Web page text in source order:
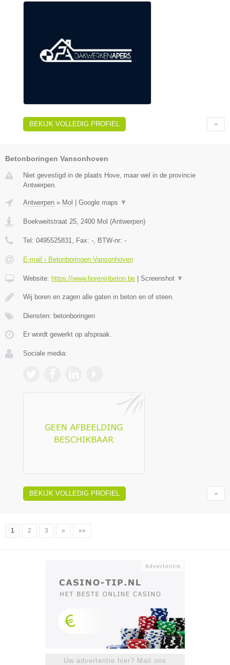
BEKIJK VOLLEDIG PROFIEL
Betonboringen Vansonhoven
Niet gevestigd in de plaats Hove, maar wel in de provincie
Antwerpen.
Antwerpen » Mol Google maps ▼
Boekweitstraat 25, 2400 Mol (Antwerpen)
Tel: 0495525831, Fax: -, BTW-nr: -
E-mail › Betonboringen Vansonhoven
Website: https://www.boreninbeton.be Screenshot ▼
Wij boren en zagen alle gaten in beton en of steen.
Diensten: betonboringen
Er wordt gewerkt op afspraak.
Sociale media:
BEKIJK VOLLEDIG PROFIEL
1 2 3 » »»
Uw advertentie hier? Mail ons